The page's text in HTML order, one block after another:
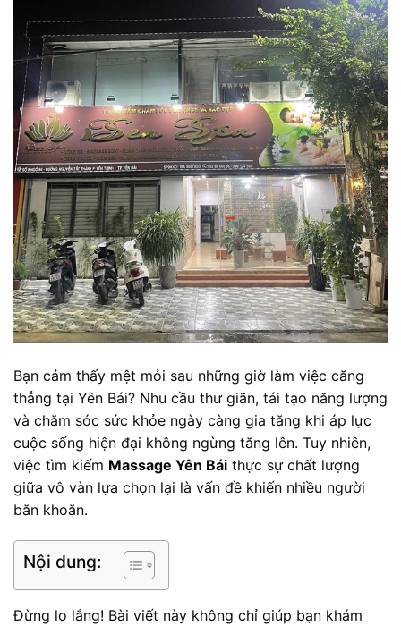
Bạn cảm thấy mệt mỏi sau những giờ làm việc căng
thẳng tại Yên Bái? Nhu cầu thư giãn, tái tạo năng lượng
và chăm sóc sức khỏe ngày càng gia tăng khi áp lực
cuộc sống hiện đại không ngừng tăng lên. Tuy nhiên,
việc tìm kiếm Massage Yên Bái thực sự chất lượng
giữa vô vàn lựa chọn lại là vấn đề khiến nhiều người
băn khoăn.
Nội dung:
Đừng lo lắng! Bài viết này không chỉ giúp bạn khám